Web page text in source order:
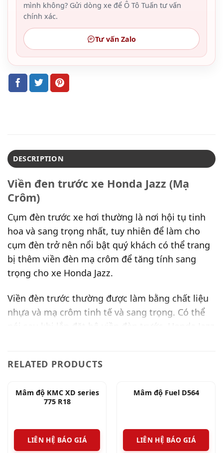
mình không? Gửi dòng xe để Ô Tô Tuấn tư vấn
chính xác.
Tư vấn Zalo
DESCRIPTION
Viền đen trước xe Honda Jazz (Mạ
Crôm)
Cụm đèn trước xe hơi thường là nơi hội tụ tinh
hoa và sang trọng nhất, tuy nhiên để làm cho
cụm đèn trở nên nổi bật quý khách có thể trang
bị thêm viền đèn mạ crôm để tăng tính sang
trọng cho xe Honda Jazz.
Viền đèn trước thường được làm bằng chất liệu
nhựa và mạ crôm tinh tế và sang trọng. Có thể
nói sau khi lắp đặt bộ viền đèn trước, Honda Jazz
RELATED PRODUCTS
Mâm độ KMC XD series
775 R18
LIÊN HỆ BÁO GIÁ
Mâm độ Fuel D564
LIÊN HỆ BÁO GIÁ